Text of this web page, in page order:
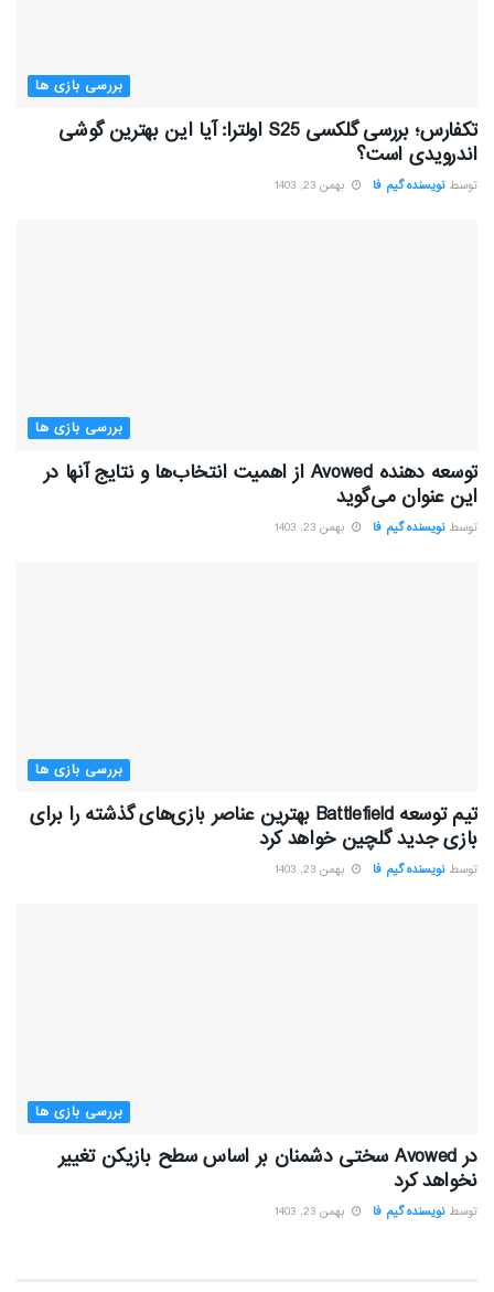
بررسی بازی ها
تکفارس؛ بررسی گلکسی S25 اولترا: آیا این بهترین گوشی
اندرویدی است؟
توسط نویسنده گیم فا بهمن 23, 1403
بررسی بازی ها
توسعه دهنده Avowed از اهمیت انتخاب‌ها و نتایج آنها در
این عنوان می‌گوید
توسط نویسنده گیم فا بهمن 23, 1403
بررسی بازی ها
تیم توسعه Battlefield بهترین عناصر بازی‌های گذشته را برای
بازی جدید گلچین خواهد کرد
توسط نویسنده گیم فا بهمن 23, 1403
بررسی بازی ها
در Avowed سختی دشمنان بر اساس سطح بازیکن تغییر
نخواهد کرد
توسط نویسنده گیم فا بهمن 23, 1403